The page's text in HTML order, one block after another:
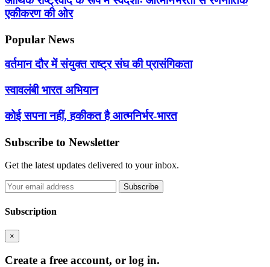
एकीकरण की ओर
Popular News
वर्तमान दौर में संयुक्त राष्ट्र संघ की प्रासंगिकता
स्वावलंबी भारत अभियान
कोई सपना नहीं, हकीकत है आत्मनिर्भर-भारत
Subscribe to Newsletter
Get the latest updates delivered to your inbox.
Subscribe
Subscription
×
Create a free account, or log in.